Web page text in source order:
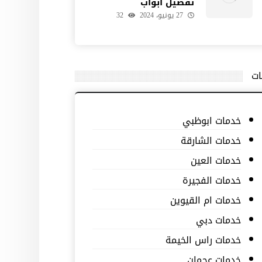
27 يونيو، 2024 32
خدمات ابوظبي
خدمات الشارقة
خدمات العين
خدمات الفجيرة
خدمات ام القيوين
خدمات دبي
خدمات راس الخيمة